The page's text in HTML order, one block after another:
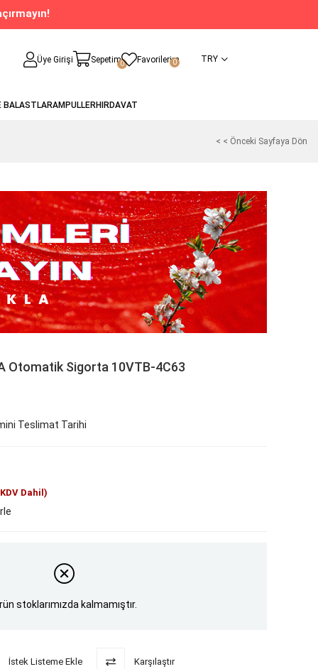
Üye Girişi Sepetim0 Favorilerim
0 TRY
BALASTLARAMPULLERHIRDAVAT
< < Önceki Sayfaya Dön
Otomatik Sigorta 10VTB-4C63
Teslimat Tarihi
Dahil)
stoklarımızda kalmamıştır.
İstek Listeme Ekle Karşılaştır